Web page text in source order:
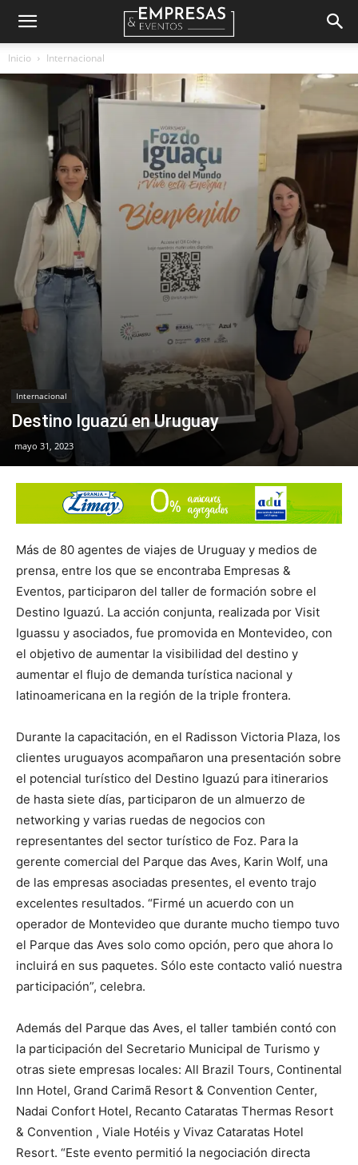
Empresas
Inicio Internacional
Internacional
Destino Iguazú en Uruguay
mayo 31, 2023
Más de 80 agentes de viajes de Uruguay y medios de
prensa, entre los que se encontraba Empresas &
Eventos, participaron del taller de formación sobre el
Destino Iguazú. La acción conjunta, realizada por Visit
Iguassu y asociados, fue promovida en Montevideo, con
el objetivo de aumentar la visibilidad del destino y
aumentar el flujo de demanda turística nacional y
latinoamericana en la región de la triple frontera.
Durante la capacitación, en el Radisson Victoria Plaza, los
clientes uruguayos acompañaron una presentación sobre
el potencial turístico del Destino Iguazú para itinerarios
de hasta siete días, participaron de un almuerzo de
networking y varias ruedas de negocios con
representantes del sector turístico de Foz. Para la
gerente comercial del Parque das Aves, Karin Wolf, una
de las empresas asociadas presentes, el evento trajo
excelentes resultados. “Firmé un acuerdo con un
operador de Montevideo que durante mucho tiempo tuvo
el Parque das Aves solo como opción, pero que ahora lo
incluirá en sus paquetes. Sólo este contacto valió nuestra
participación”, celebra.
Además del Parque das Aves, el taller también contó con
la participación del Secretario Municipal de Turismo y
otras siete empresas locales: All Brazil Tours, Continental
Inn Hotel, Grand Carimã Resort & Convention Center,
Nadai Confort Hotel, Recanto Cataratas Thermas Resort
& Convention , Viale Hotéis y Vivaz Cataratas Hotel
Resort. “Este evento permitió la negociación directa